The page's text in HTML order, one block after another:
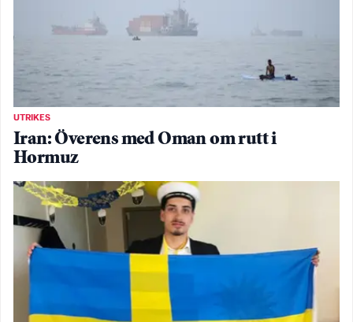
UTRIKES
Iran: Överens med Oman om rutt i
Hormuz